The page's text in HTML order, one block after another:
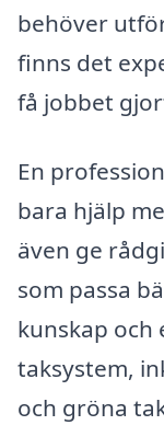
behöver
finns det
få jobbet
En
bara hjälp
även ge
som passa
kunskap och
taksystem,
och gröna